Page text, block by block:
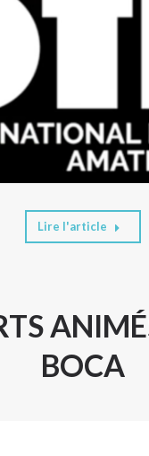
Lire l'article
BOCA